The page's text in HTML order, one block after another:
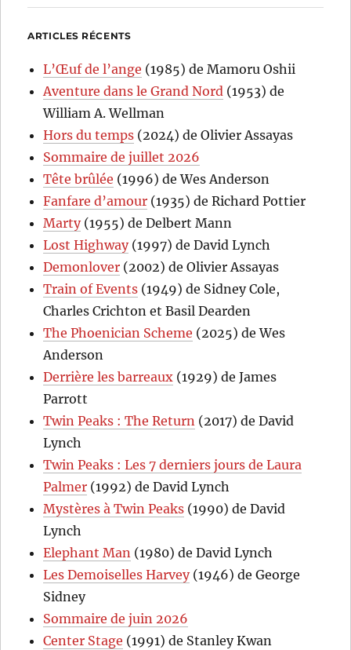
ARTICLES RÉCENTS
L’Œuf de l’ange (1985) de Mamoru Oshii
Aventure dans le Grand Nord (1953) de
William A. Wellman
Hors du temps (2024) de Olivier Assayas
Sommaire de juillet 2026
Tête brûlée (1996) de Wes Anderson
Fanfare d’amour (1935) de Richard Pottier
Marty(1955) de Delbert Mann
Lost Highway(1997) de David Lynch
Demonlover (2002) de Olivier Assayas
Train of Events (1949) de Sidney Cole,
Charles Crichton et Basil Dearden
The Phoenician Scheme (2025) de Wes
Anderson
Derrière les barreaux (1929) de James
Parrott
Twin Peaks : The Return (2017) de David
Lynch
Twin Peaks : Les 7 derniers jours de Laura
Palmer (1992) de David Lynch
Mystères à Twin Peaks (1990) de David
Lynch
Elephant Man (1980) de David Lynch
Les Demoiselles Harvey(1946) de George
Sidney
Sommaire de juin 2026
Center Stage (1991) de Stanley Kwan